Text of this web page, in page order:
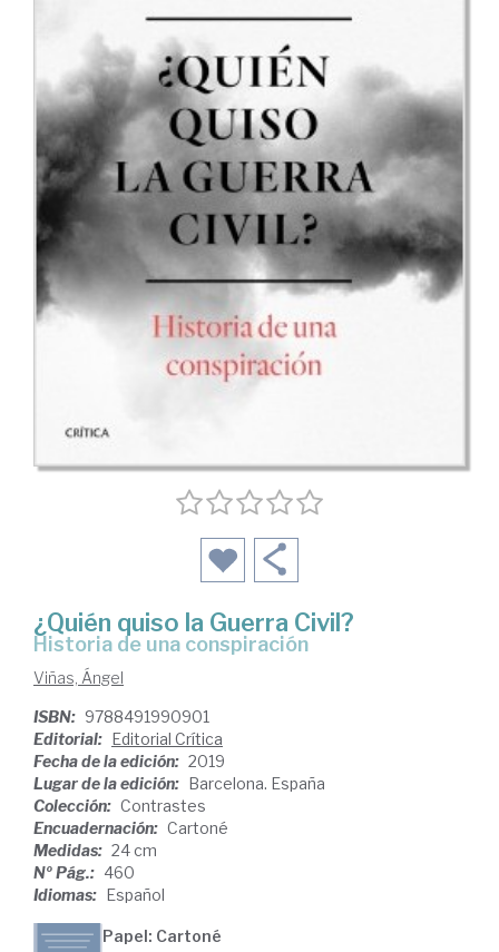
¿Quién quiso la Guerra Civil?
historia de una conspiración
Viñas, Ángel
ISBN: 9788491990901
Editorial: Editorial Crítica
Fecha de la edición: 2019
Lugar de la edición: Barcelona. España
Colección: Contrastes
Encuadernación: Cartoné
Medidas: 24 cm
Nº Pág.: 460
Idiomas: Español
Papel: Cartoné